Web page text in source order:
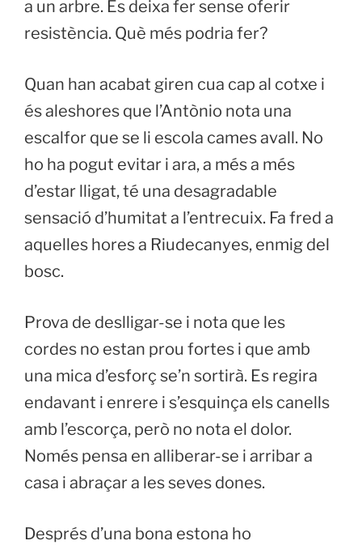
a un arbre. Es deixa fer sense oferir
resistència. Què més podria fer?
Quan han acabat giren cua cap al cotxe i
és aleshores que l’Antònio nota una
escalfor que se li escola cames avall. No
ho ha pogut evitar i ara, a més a més
d’estar lligat, té una desagradable
sensació d’humitat a l’entrecuix. Fa fred a
aquelles hores a Riudecanyes, enmig del
bosc.
Prova de deslligar-se i nota que les
cordes no estan prou fortes i que amb
una mica d’esforç se’n sortirà. Es regira
endavant i enrere i s’esquinça els canells
amb l’escorça, però no nota el dolor.
Només pensa en alliberar-se i arribar a
casa i abraçar a les seves dones.
Després d’una bona estona ho